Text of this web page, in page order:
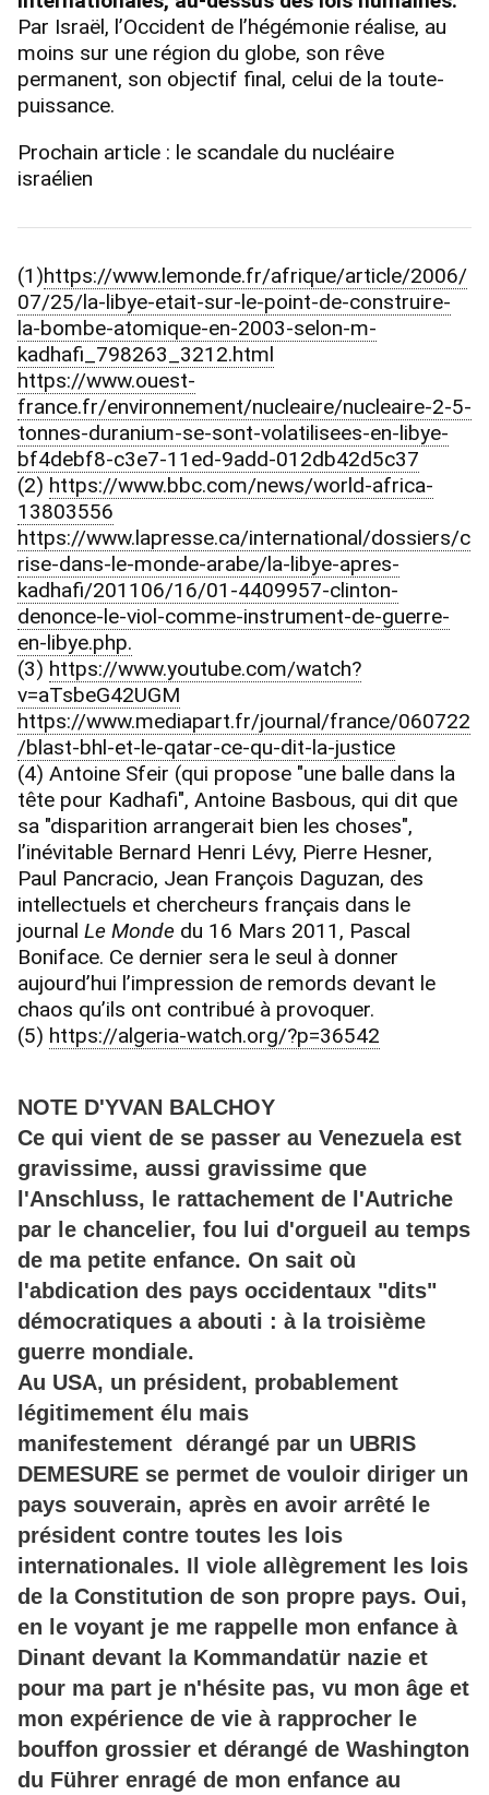
Par Israël, l’Occident de l’hégémonie réalise, au
moins sur une région du globe, son rêve
permanent, son objectif final, celui de la toute-
puissance.
Prochain article : le scandale du nucléaire
israélien
(1)https://www.lemonde.fr/afrique/article/2006/
07/25/la-libye-etait-sur-le-point-de-construire-
la-bombe-atomique-en-2003-selon-m-
kadhafi_798263_3212.html
https://www.ouest-
france.fr/environnement/nucleaire/nucleaire-2-5-
tonnes-duranium-se-sont-volatilisees-en-libye-
bf4debf8-c3e7-11ed-9add-012db42d5c37
(2) https://www.bbc.com/news/world-africa-
13803556
https://www.lapresse.ca/international/dossiers/c
rise-dans-le-monde-arabe/la-libye-apres-
kadhafi/201106/16/01-4409957-clinton-
denonce-le-viol-comme-instrument-de-guerre-
en-libye.php.
(3) https://www.youtube.com/watch?
v=aTsbeG42UGM
https://www.mediapart.fr/journal/france/060722
/blast-bhl-et-le-qatar-ce-qu-dit-la-justice
(4) Antoine Sfeir (qui propose "une balle dans la
tête pour Kadhafi", Antoine Basbous, qui dit que
sa "disparition arrangerait bien les choses",
l’inévitable Bernard Henri Lévy, Pierre Hesner,
Paul Pancracio, Jean François Daguzan, des
intellectuels et chercheurs français dans le
journal Le Monde du 16 Mars 2011, Pascal
Boniface. Ce dernier sera le seul à donner
aujourd’hui l’impression de remords devant le
chaos qu’ils ont contribué à provoquer.
(5) https://algeria-watch.org/?p=36542
NOTE D'YVAN BALCHOY
Ce qui vient de se passer au Venezuela est
gravissime, aussi gravissime que
l'Anschluss, le rattachement de l'Autriche
par le chancelier, fou lui d'orgueil au temps
de ma petite enfance. On sait où
l'abdication des pays occidentaux "dits"
démocratiques a abouti : à la troisième
guerre mondiale.
Au USA, un président, probabl ement
légitimement élu mais
manifestement dérangé par un UBRIS
DEMESURE se permet de vouloir diriger un
pays souverain, après en avoir arrêté le
président contre toutes les lois
internationales. Il viole allègrement les lois
de la Constitution de son propre pays. Oui,
en le voyant je me rappelle mon enfance à
Dinant devant la Kommandatür nazie et
pour ma part je n'hésite pas, vu mon âge et
mon expérience de vie à rapprocher le
bouffon grossier et dérangé de Washington
du Führer enragé de mon enfance au